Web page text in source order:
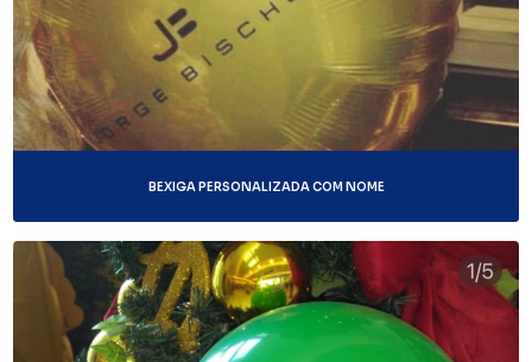
BEXIGA PERSONALIZADA COM NOME